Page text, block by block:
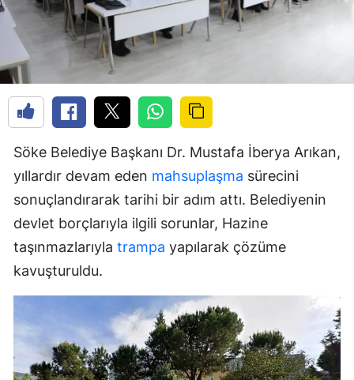
Söke Belediye Başkanı Dr. Mustafa İberya Arıkan,
yıllardır devam eden mahsuplaşma sürecini
sonuçlandırarak tarihi bir adım attı. Belediyenin
devlet borçlarıyla ilgili sorunlar, Hazine
taşınmazlarıyla trampa yapılarak çözüme
kavuşturuldu.